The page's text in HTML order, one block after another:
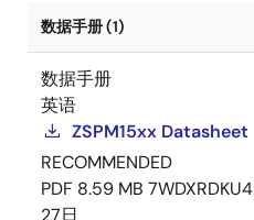
数据手册 (1)
数据手册
英语
ZSPM15xx Datasheet
RECOMMENDED
PDF 8.59 MB
27日